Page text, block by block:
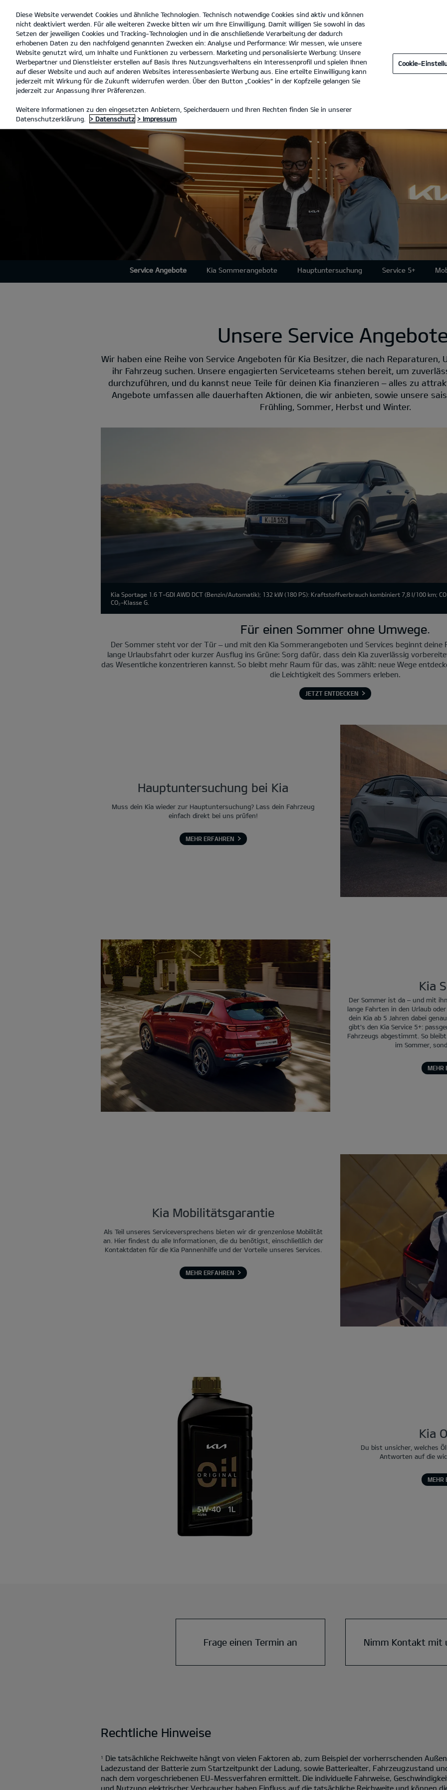
open
menu
Automobile Kroppen GmbH
Tel. :
SERVICE ANGEBOTE ANGEBOTE
KIA SERVICEANGEBOTE
Service Angebote Kia Sommerangebote Hauptuntersuchung Service 5+
Unsere Service
Wir haben eine Reihe von Service Angeboten für Kia Besitzer, die nach Reparaturen,
ihr Fahrzeug suchen. Unsere engagierten Serviceteams stehen bereit, um
durchzuführen, und du kannst neue Teile für deinen Kia finanzieren – alles zu
Angebote umfassen alle dauerhaften Aktionen, die wir anbieten, sowie unsere
Frühling, Sommer, Herbst und Winter.
Kia Sportage 1.6 T-GDI AWD DCT (Benzin/Automatik); 132 kW (180 PS): Kraftstoffverbrauch kombiniert 7,8 l/100 km;
CO₂-Klasse G.
Für einen Sommer ohne Umwege.
Der Sommer steht vor der Tür – und mit den Kia Sommerangeboten und Services beginnt deine
lange Urlaubsfahrt oder kurzer Ausflug ins Grüne: Sorg dafür, dass dein Kia zuverlässig
das Wesentliche konzentrieren kannst. So bleibt mehr Raum für das, was zählt: neue Wege
die Leichtigkeit des Sommers erleben.
JETZT ENTDECKEN
Hauptuntersuchung bei Kia
Muss dein Kia wieder zur Hauptuntersuchung? Lass dein Fahrzeug
einfach direkt bei uns prüfen!
MEHR ERFAHREN
Kia
Der Sommer ist da – und mit
lange Fahrten in den Urlaub
dein Kia ab 5 Jahren dabei
gibt’s den Kia Service 5+:
Fahrzeugs abgestimmt. So
im Sommer,
MEHR
Kia Mobilitätsgarantie
Als Teil unseres Serviceversprechens bieten wir dir grenzenlose Mobilität
an. Hier findest du alle Informationen, die du benötigst, einschließlich der
Kontaktdaten für die Kia Pannenhilfe und der Vorteile unseres Services.
MEHR ERFAHREN
Kia
Du bist unsicher, welches
Antworten auf die
MEHR
Frage einen Termin an Nimm Kontakt mit
Rechtliche Hinweise
1
Die tatsächliche Reichweite hängt von vielen Faktoren ab, zum Beispiel der vorherrschenden
Ladezustand der Batterie zum Startzeitpunkt der Ladung, sowie Batteriealter, Fahrzeugzustand
nach dem vorgeschriebenen EU-Messverfahren ermittelt. Die individuelle Fahrweise,
und Nutzung elektrischer Verbraucher haben Einfluss auf die tatsächliche Reichweite und können
Diese Website verwendet Cookies und ähnliche Technologien. Technisch notwendige Cookies sind aktiv und können
nicht deaktiviert werden. Für alle weiteren Zwecke bitten wir um Ihre Einwilligung. Damit willigen Sie sowohl in das
Setzen der jeweiligen Cookies und Tracking-Technologien und in die anschließende Verarbeitung der dadurch
erhobenen Daten zu den nachfolgend genannten Zwecken ein: Analyse und Performance: Wir messen, wie unsere
Website genutzt wird, um Inhalte und Funktionen zu verbessern. Marketing und personalisierte Werbung: Unsere
Werbepartner und Dienstleister erstellen auf Basis Ihres Nutzungsverhaltens ein Interessenprofil und spielen Ihnen
auf dieser Website und auch auf anderen Websites interessenbasierte Werbung aus. Eine erteilte Einwilligung kann
jederzeit mit Wirkung für die Zukunft widerrufen werden. Über den Button „Cookies“ in der Kopfzeile gelangen Sie
jederzeit zur Anpassung Ihrer Präferenzen.
Weitere Informationen zu den eingesetzten Anbietern, Speicherdauern und Ihren Rechten finden Sie in unserer
Datenschutzerklärung.
> Datenschutz > Impressum
Cookie-